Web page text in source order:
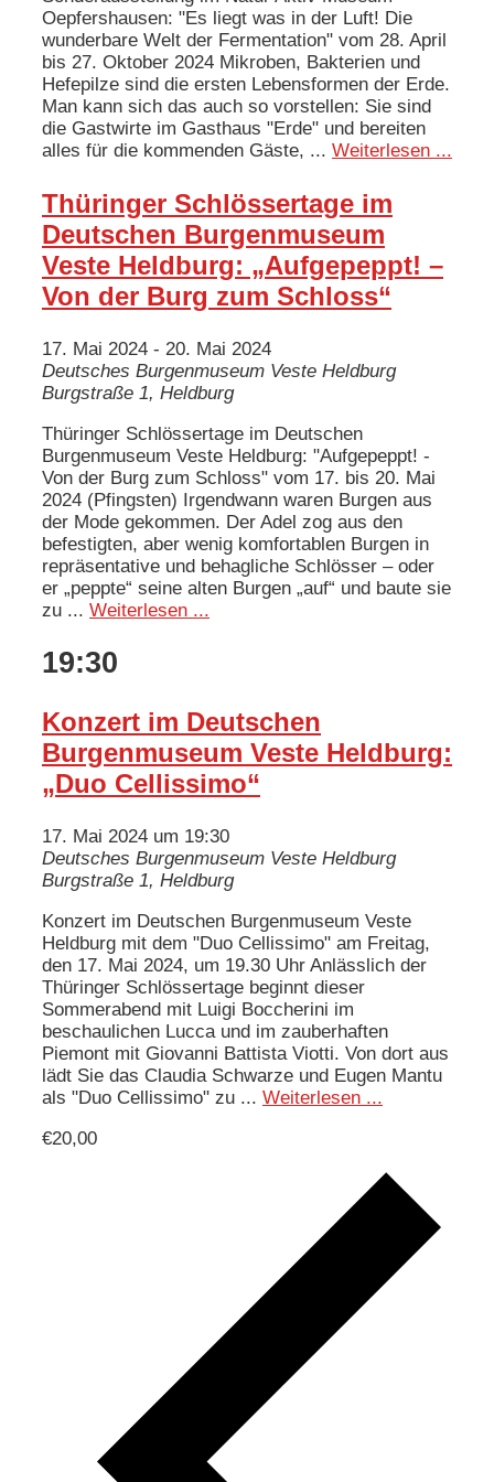
Oepfershausen: "Es liegt was in der Luft! Die
wunderbare Welt der Fermentation" vom 28. April
bis 27. Oktober 2024 Mikroben, Bakterien und
Hefepilze sind die ersten Lebensformen der Erde.
Man kann sich das auch so vorstellen: Sie sind
die Gastwirte im Gasthaus "Erde" und bereiten
alles für die kommenden Gäste, ... Weiterlesen ...
Thüringer Schlössertage im
Deutschen Burgenmuseum
Veste Heldburg: „Aufgepeppt! –
Von der Burg zum Schloss“
17. Mai 2024 - 20. Mai 2024
Deutsches Burgenmuseum Veste Heldburg
Burgstraße 1, Heldburg
Thüringer Schlössertage im Deutschen
Burgenmuseum Veste Heldburg: "Aufgepeppt! -
Von der Burg zum Schloss" vom 17. bis 20. Mai
2024 (Pfingsten) Irgendwann waren Burgen aus
der Mode gekommen. Der Adel zog aus den
befestigten, aber wenig komfortablen Burgen in
repräsentative und behagliche Schlösser – oder
er „peppte“ seine alten Burgen „auf“ und baute sie
zu ... Weiterlesen ...
19:30
Konzert im Deutschen
Burgenmuseum Veste Heldburg:
„Duo Cellissimo“
17. Mai 2024 um 19:30
Deutsches Burgenmuseum Veste Heldburg
Burgstraße 1, Heldburg
Konzert im Deutschen Burgenmuseum Veste
Heldburg mit dem "Duo Cellissimo" am Freitag,
den 17. Mai 2024, um 19.30 Uhr Anlässlich der
Thüringer Schlössertage beginnt dieser
Sommerabend mit Luigi Boccherini im
beschaulichen Lucca und im zauberhaften
Piemont mit Giovanni Battista Viotti. Von dort aus
lädt Sie das Claudia Schwarze und Eugen Mantu
als "Duo Cellissimo" zu ... Weiterlesen ...
€20,00